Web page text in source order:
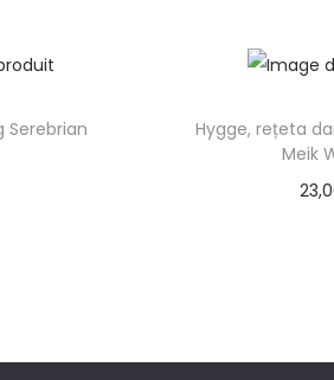
Serebrian
Hygge, rețeta
Meik